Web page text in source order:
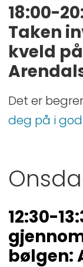
18:00-
Taken
kveld
Det er
deg på i
12:30-
bølgen: